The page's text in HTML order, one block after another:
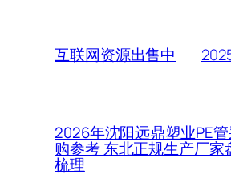
互联网资源出售中
2026年沈阳远鼎塑业PE
购参考 东北正规生产厂家
梳理